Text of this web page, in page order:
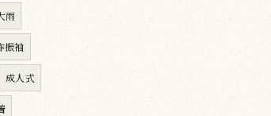
雨
振袖
成人式